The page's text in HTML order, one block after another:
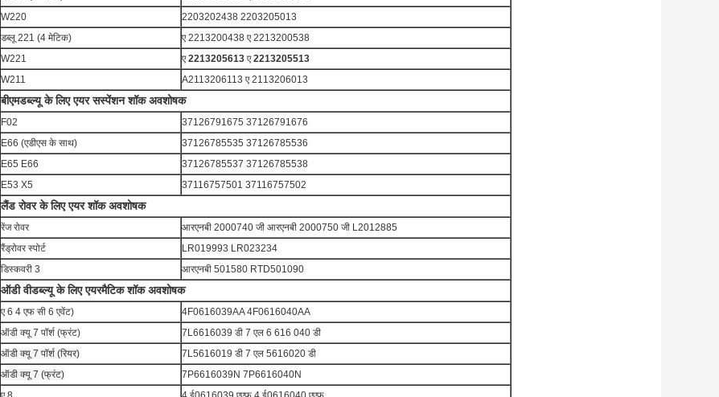
W220
2203202438 2203205013
डब्लू 221 (4 मेटिक)
ए 2213200438 ए 2213200538
W221
ए2213205613 ए2213205513
W211
A2113206113 ए 2113206013
बीएमडब्ल्यू के लिए एयर सस्पेंशन शॉक अवशोषक
F02
37126791675 37126791676
E66 (एडीएस के साथ)
37126785535 37126785536
E65 E66
37126785537 37126785538
E53 X5
37116757501 37116757502
लैंड रोवर के लिए एयर शॉक अवशोषक
रेंज रोवर
आरएनबी 2000740 जी आरएनबी 2000750 जी L2012885
रैंड्रोवर स्पोर्ट
LR019993 LR023234
डिस्कवरी 3
आरएनबी 501580 RTD501090
ऑडी वीडब्ल्यू के लिए एयरमैटिक शॉक अवशोषक
ए 6 4 एफ सी 6 एवेंट)
4F0616039AA 4F0616040AA
ऑडी क्यू 7 पॉर्श (फ्रंट)
7L6616039 डी 7 एल 6 616 040 डी
ऑडी क्यू 7 पॉर्श (रियर)
7L5616019 डी 7 एल 5616020 डी
ऑडी क्यू 7 (फ्रंट)
7P6616039N 7P6616040N